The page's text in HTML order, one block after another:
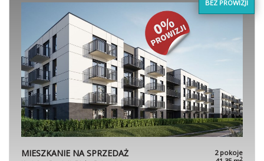
BEZ PROWIZJI
MIESZKANIE NA SPRZEDAŻ
2 pokoje
2